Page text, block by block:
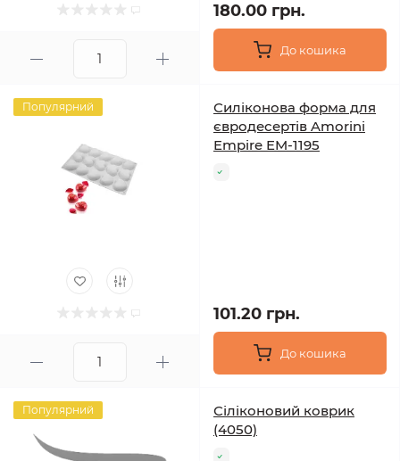
180.00 грн.
До кошика
Популярний
Силіконова форма для
євродесертів Amorini
Empire EM-1195
101.20 грн.
До кошика
Популярний
Сіліконовий коврик
(4050)